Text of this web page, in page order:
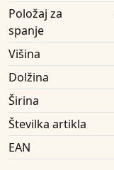
Položaj za
spanje
Višina
Dolžina
Širina
Številka artikla
EAN